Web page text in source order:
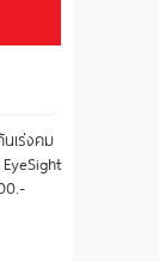
เร่งคม